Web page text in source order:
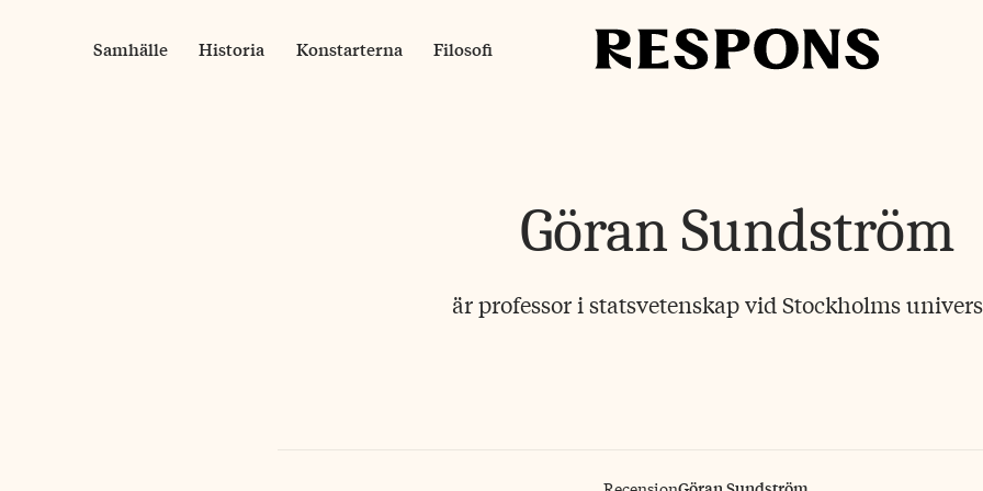
Samhälle Historia Konstarterna Filosofi
Göran Sundström
är professor i statsvetenskap vid Stockholms